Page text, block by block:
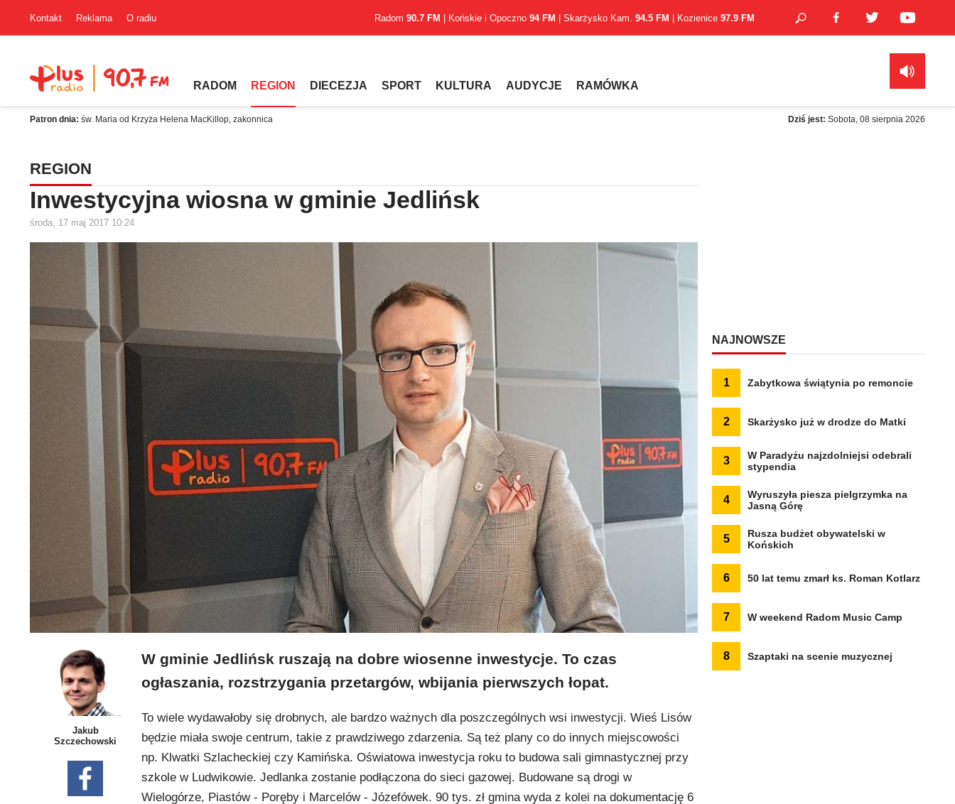
Kontakt Reklama O radiu Radom 90.7 FM | Końskie i Opoczno 94 FM | Skarżysko Kam. 94.5 FM | Kozienice 97.9 FM
RADOM REGION DIECEZJA SPORT KULTURA AUDYCJE RAMÓWKA
Patron dnia: św. Maria od Krzyża Helena MacKillop, zakonnica Dziś jest: Sobota, 08 sierpnia 2026
REGION
Inwestycyjna wiosna w gminie Jedlińsk
środa, 17 maj 2017 10:24
Jakub
Szczechowski
W gminie Jedlińsk ruszają na dobre wiosenne inwestycje. To czas
ogłaszania, rozstrzygania przetargów, wbijania pierwszych łopat.
To wiele wydawałoby się drobnych, ale bardzo ważnych dla poszczególnych wsi inwestycji. Wieś Lisów
będzie miała swoje centrum, takie z prawdziwego zdarzenia. Są też plany co do innych miejscowości
np. Klwatki Szlacheckiej czy Kamińska. Oświatowa inwestycja roku to budowa sali gimnastycznej przy
szkole w Ludwikowie. Jedlanka zostanie podłączona do sieci gazowej. Budowane są drogi w
Wielogórze, Piastów - Poręby i Marcelów - Józefówek. 90 tys. zł gmina wyda z kolei na dokumentację 6
NAJNOWSZE
1 Zabytkowa świątynia po remoncie
2 Skarżysko już w drodze do Matki
3
W Paradyżu najzdolniejsi odebrali
stypendia
4
Wyruszyła piesza pielgrzymka na
Jasną Górę
5
Rusza budżet obywatelski w
Końskich
6 50 lat temu zmarł ks. Roman Kotlarz
7 W weekend Radom Music Camp
8 Szaptaki na scenie muzycznej